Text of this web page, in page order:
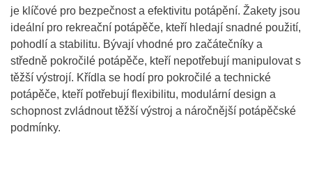
je klíčové pro bezpečnost a efektivitu potápění. Žakety jsou
ideální pro rekreační potápěče, kteří hledají snadné použití,
pohodlí a stabilitu. Bývají vhodné pro začátečníky a
středně pokročilé potápěče, kteří nepotřebují manipulovat s
těžší výstrojí. Křídla se hodí pro pokročilé a technické
potápěče, kteří potřebují flexibilitu, modulární design a
schopnost zvládnout těžší výstroj a náročnější potápěčské
podmínky.